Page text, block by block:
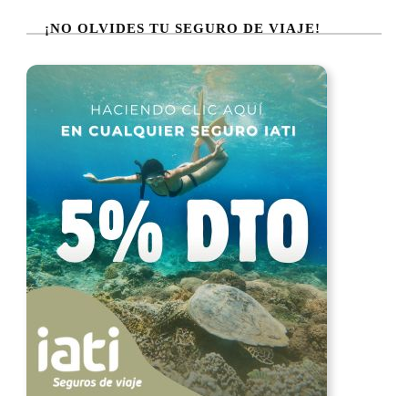
¡NO OLVIDES TU SEGURO DE VIAJE!